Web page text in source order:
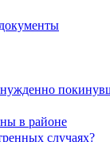
в районе
случаях?